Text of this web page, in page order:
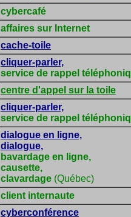
cybercafé
affaires sur Internet
cache-toile
cliquer-parler,
service de rappel
centre d'appel sur la toile
cliquer-parler,
service de rappel
dialogue en ligne,
dialogue,
bavardage en ligne,
causette,
clavardage (Québec)
client internaute
cyberconférence